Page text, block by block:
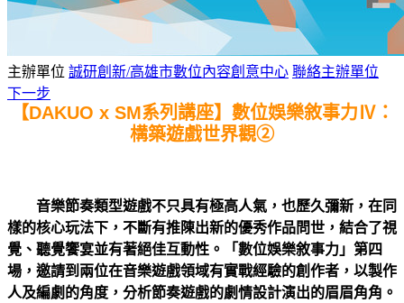
主辦單位 誠研創新/高雄市數位內容創意中心 聯絡主辦單位
下一步
【DAKUO x SM系列講座】 數位娛樂敘事力Ⅳ：
構築遊戲世界觀②​
音樂節奏類型遊戲不只具有極高人氣，也歷久彌新，在同
樣的核心玩法下，不斷有推陳出新的優秀作品問世，結合了視
覺、聽覺饗宴並有著絕佳互動性。「數位娛樂敘事力」第四
場，邀請到兩位在音樂遊戲領域有實戰經驗的創作者，以製作
人及編劇的角度，分析節奏遊戲的劇情設計演出的眉眉角角。